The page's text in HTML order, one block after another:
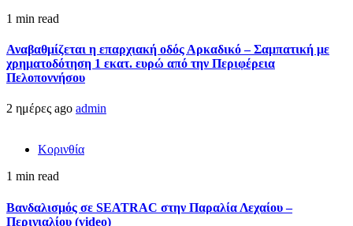
1 min read
Αναβαθμίζεται η επαρχιακή οδός Αρκαδικό – Σαμπατική με
χρηματοδότηση 1 εκατ. ευρώ από την Περιφέρεια
Πελοποννήσου
2 ημέρες ago admin
Κορινθία
1 min read
Βανδαλισμός σε SEATRAC στην Παραλία Λεχαίου –
Περιγιαλίου (video)